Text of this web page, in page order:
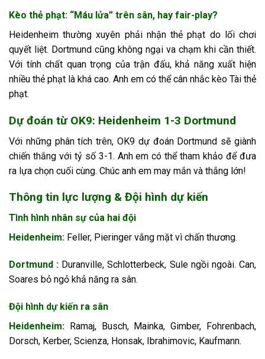
Kèo thẻ phạt: “Máu lửa” trên sân, hay fair-play?
Heidenheim thường xuyên phải nhận thẻ phạt do lối chơi
quyết liệt. Dortmund cũng không ngại va chạm khi cần thiết.
Với tính chất quan trọng của trận đấu, khả năng xuất hiện
nhiều thẻ phạt là khá cao. Anh em có thể cân nhắc kèo Tài thẻ
phạt.
Dự đoán từ OK9: Heidenheim 1-3 Dortmund
Với những phân tích trên, OK9 dự đoán Dortmund sẽ giành
chiến thắng với tỷ số 3-1. Anh em có thể tham khảo để đưa
ra lựa chọn cuối cùng. Chúc anh em may mắn và thắng lớn!
Thông tin lực lượng & Đội hình dự kiến
Tình hình nhân sự của hai đội
Heidenheim: Feller, Pieringer vắng mặt vì chấn thương.
Dortmund : Duranville, Schlotterbeck, Sule ngồi ngoài. Can,
Soares bỏ ngỏ khả năng ra sân.
Đội hình dự kiến ra sân
Heidenheim: Ramaj, Busch, Mainka, Gimber, Fohrenbach,
Dorsch, Kerber, Scienza, Honsak, Ibrahimovic, Kaufmann.